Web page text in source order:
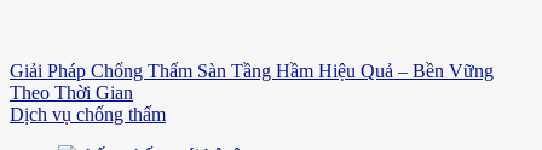
Giải Pháp Chống Thấm Sàn Tầng Hầm Hiệu Quả – Bền Vững
Theo Thời Gian
Dịch vụ chống thấm